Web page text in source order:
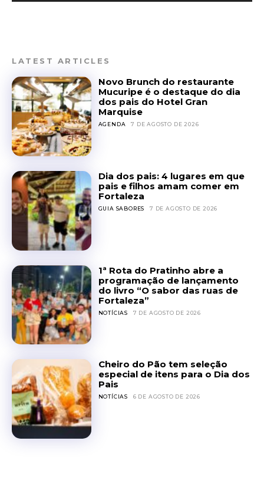
LATEST ARTICLES
Novo Brunch do restaurante
Mucuripe é o destaque do dia
dos pais do Hotel Gran
Marquise
AGENDA 7 DE AGOSTO DE 2026
Dia dos pais: 4 lugares em que
pais e filhos amam comer em
Fortaleza
GUIA SABORES 7 DE AGOSTO DE 2026
1ª Rota do Pratinho abre a
programação de lançamento
do livro “O sabor das ruas de
Fortaleza”
NOTÍCIAS 7 DE AGOSTO DE 2026
Cheiro do Pão tem seleção
especial de itens para o Dia dos
Pais
NOTÍCIAS 6 DE AGOSTO DE 2026